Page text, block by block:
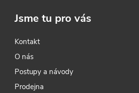
Jsme tu pro vás
Kontakt
O nás
Postupy a návody
Prodejna